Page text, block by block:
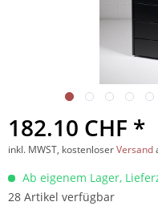
182.10 CHF *
inkl. MWST, kostenloserVersand
Ab eigenem Lager,
28 Artikel verfügbar